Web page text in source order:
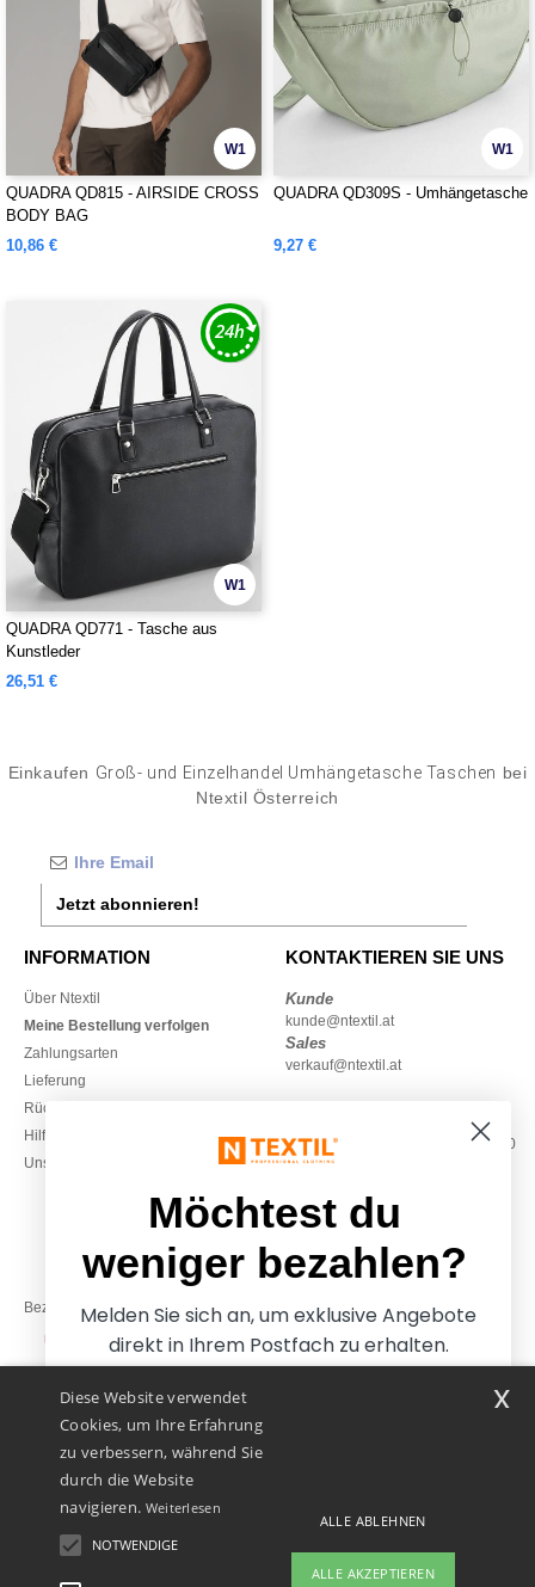
W1
QUADRA QD815 - AIRSIDE CROSS
BODY BAG
10,86 €
W1
QUADRA QD309S - Umhängetasche
9,27 €
W1
QUADRA QD771 - Tasche aus
Kunstleder
26,51 €
Einkaufen Groß- und Einzelhandel Umhängetasche Taschen bei
Ntextil Österreich
Jetzt abonnieren!
INFORMATION
Über Ntextil
Meine Bestellung verfolgen
Zahlungsarten
Lieferung
Rückerstattungen / Rückgaben
Hilfe & FAQs
Unsere Engagements
KONTAKTIEREN SIE UNS
Kunde
kunde@ntextil.at
Sales
verkauf@ntextil.at
Montag – Donnerstag: 10:00–13:00
& 14:00–17:30
Freitag: 10:00–14:00
Bezahlung mit
Unsere Paketzusteller
Diese Website verwendet
Cookies, um Ihre Erfahrung
zu verbessern, während Sie
durch die Website
navigieren. Weiterlesen
NOTWENDIGE
ALLE ABLEHNEN
ALLE AKZEPTIEREN
x
Möchtest du
weniger bezahlen?
Melden Sie sich an, um exklusive Angebote
direkt in Ihrem Postfach zu erhalten.
Ja, ich möchte weniger